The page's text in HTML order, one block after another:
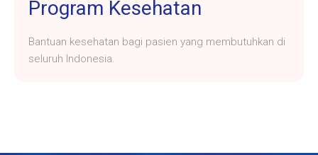
Program Kesehatan
Bantuan kesehatan bagi pasien yang membutuhkan di
seluruh Indonesia.